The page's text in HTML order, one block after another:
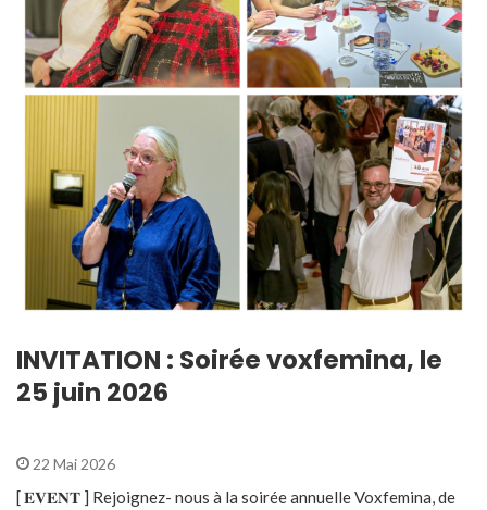
INVITATION : Soirée voxfemina, le
25 juin 2026
22 Mai 2026
[ 𝐄𝐕𝐄𝐍𝐓 ] Rejoignez- nous à la soirée annuelle Voxfemina, de